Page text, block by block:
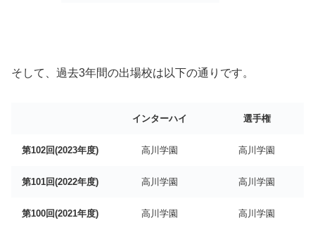
そして、過去3年間の出場校は以下の通りです。
インターハイ 選手権
第102回(2023年度) 高川学園 高川学園
第101回(2022年度) 高川学園 高川学園
第100回(2021年度) 高川学園 高川学園